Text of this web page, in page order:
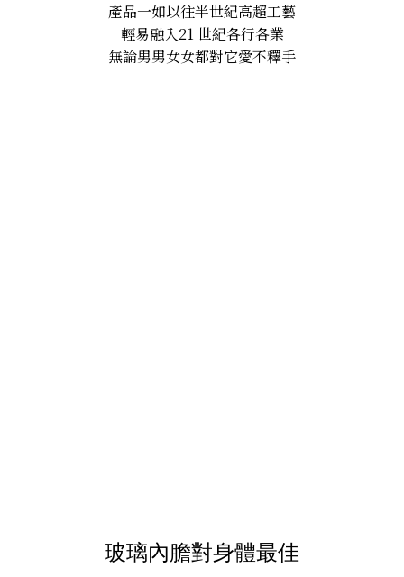
產品一如以往半世紀高超工藝
輕易融入21 世紀各行各業
無論男男女女都對它愛不釋手
玻璃內膽對身體最佳